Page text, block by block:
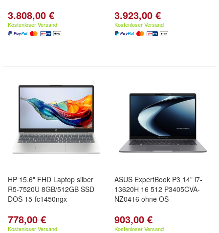
3.808,00 €
Kostenloser Versand
3.923,00 €
Kostenloser Versand
HP 15,6" FHD Laptop silber
R5-7520U 8GB/512GB SSD
DOS 15-fc1450ngx
778,00 €
Kostenloser Versand
ASUS ExpertBook P3 14" i7-
13620H 16 512 P3405CVA-
NZ0416 ohne OS
903,00 €
Kostenloser Versand